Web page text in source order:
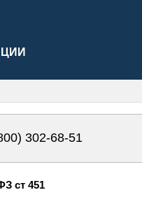
302-68-51
ст 451